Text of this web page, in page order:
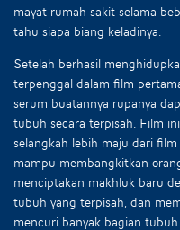
mayat rumah sakit selama
tahu siapa biang keladinya.
Setelah berhasil
terpenggal dalam film
serum buatannya rupanya
tubuh secara terpisah. Film
selangkah lebih maju dari
mampu membangkitkan
menciptakan makhluk baru
tubuh yang terpisah, dan
mencuri banyak bagian